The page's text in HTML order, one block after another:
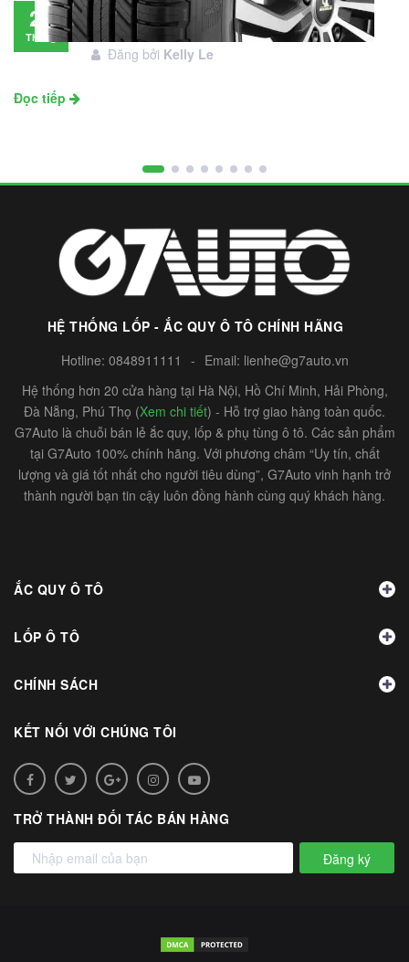
28
Tháng
Đánh giá lốp Michelin Primacy SUV: Đáng
đầu tư không?
Đăng bởi Kelly Le
Đọc tiếp
HỆ THỐNG LỐP - ẮC QUY Ô TÔ CHÍNH HÃNG
Hotline: 0848911111 - Email: lienhe@g7auto.vn
Hệ thống hơn 20 cửa hàng tại Hà Nội, Hồ Chí Minh, Hải Phòng,
Đà Nẵng, Phú Thọ (Xem chi tiết) - Hỗ trợ giao hàng toàn quốc.
G7Auto là chuỗi bán lẻ ắc quy, lốp & phụ tùng ô tô. Các sản phẩm
tại G7Auto 100% chính hãng. Với phương châm “Uy tín, chất
lượng và giá tốt nhất cho người tiêu dùng”, G7Auto vinh hạnh trở
thành người bạn tin cậy luôn đồng hành cùng quý khách hàng.
ẮC QUY Ô TÔ
LỐP Ô TÔ
CHÍNH SÁCH
KẾT NỐI VỚI CHÚNG TÔI
TRỞ THÀNH ĐỐI TÁC BÁN HÀNG
Đăng ký